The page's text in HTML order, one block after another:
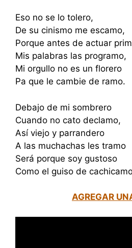
Eso no se lo tolero,
De su cinismo me escamo,
Porque antes de actuar
Mis palabras las programo,
Mi orgullo no es un florero
Pa que le cambie de ramo.
Debajo de mi sombrero
Cuando no cato declamo,
Así viejo y parrandero
A las muchachas les tramo
Será porque soy gustoso
Como el guiso de
AGREGAR